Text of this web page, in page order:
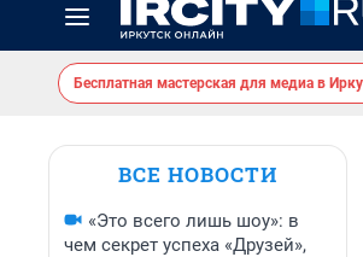
Бесплатная мастерская для медиа в
ВСЕ НОВОСТИ
«Это всего лишь шоу»: в
чем секрет успеха «Друзей»,